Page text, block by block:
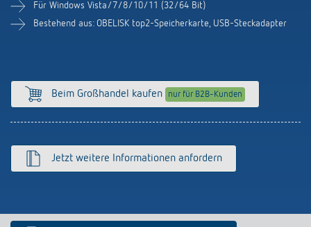
HEMS
Ansprechpartner OEM
Anfahrt
Für Windows Vista/7/8/10/11 (32/64 Bit)
Bestehend aus: OBELISK top2-Speicherkarte, USB-Steckadapter
Beim Großhandel kaufen nur für B2B-Kunden
Jetzt weitere Informationen anfordern